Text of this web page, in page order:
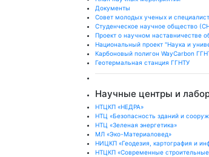
Документы
Совет молодых ученых и
Студенческое научное общество
Проект о научном наставничестве
Национальный проект "Наука и
Карбоновый полигон WayCarbon
Геотермальная станция ГГНТУ
Научные центры и
НТЦКП «НЕДРА»
НТЦ «Безопасность зданий и
НТЦ «Зеленая энергетика»
МЛ «Эко-Материаловед»
НИЦКП «Геодезия, картография и
НТЦКП «Современные